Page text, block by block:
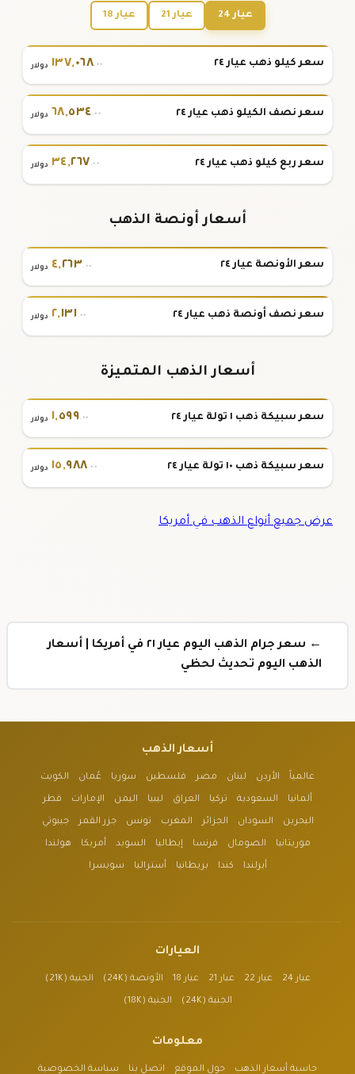
عيار 24 عيار 21 عيار 18
سعر كيلو ذهب عيار ٢٤ ١٣٧,٠٦٨.٠٠ دولار
سعر نصف الكيلو ذهب عيار ٢٤ ٦٨,٥٣٤.٠٠ دولار
سعر ربع كيلو ذهب عيار ٢٤ ٣٤,٢٦٧.٠٠ دولار
أسعار أونصة الذهب
سعر الأونصة عيار ٢٤ ٤,٢٦٣.٠٠ دولار
سعر نصف أونصة ذهب عيار ٢٤ ٢,١٣١.٠٠ دولار
أسعار الذهب المتميزة
سعر سبيكة ذهب ١ تولة عيار ٢٤ ١,٥٩٩.٠٠ دولار
سعر سبيكة ذهب ١٠ تولة عيار ٢٤ ١٥,٩٨٨.٠٠ دولار
عرض جميع أنواع الذهب في أمريكا
← سعر جرام الذهب اليوم عيار ٢١ في أمريكا | أسعار
الذهب اليوم تحديث لحظي
أسعار الذهب
عالمياً الأردن لبنان مصر فلسطين سوريا عُمان الكويت
ألمانيا السعودية تركيا العراق ليبيا اليمن الإمارات قطر
البحرين السودان الجزائر المغرب تونس جزر القمر جيبوتي
موريتانيا الصومال فرنسا إيطاليا السويد أمريكا هولندا
أيرلندا كندا بريطانيا أستراليا سويسرا
العيارات
عيار 24 عيار 22 عيار 21 عيار 18 الأونصة (24K) الجنية (21K)
الجنية (24K) الجنية (18K)
معلومات
حاسبة أسعار الذهب حول الموقع اتصل بنا سياسة الخصوصية